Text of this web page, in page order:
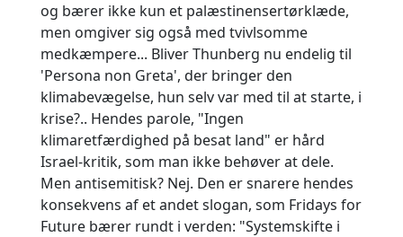
og bærer ikke kun et palæstinensertørklæde,
men omgiver sig også med tvivlsomme
medkæmpere... Bliver Thunberg nu endelig til
'Persona non Greta', der bringer den
klimabevægelse, hun selv var med til at starte, i
krise?.. Hendes parole, "Ingen
klimaretfærdighed på besat land" er hård
Israel-kritik, som man ikke behøver at dele.
Men antisemitisk? Nej. Den er snarere hendes
konsekvens af et andet slogan, som Fridays for
Future bærer rundt i verden: "Systemskifte i